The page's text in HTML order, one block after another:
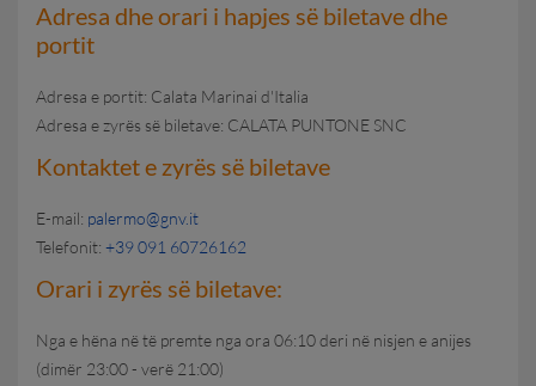
Adresa dhe orari i hapjes së biletave dhe
portit
Adresa e portit: Calata Marinai d'Italia
Adresa e zyrës së biletave: CALATA PUNTONE SNC
Kontaktet e zyrës së biletave
E-mail: palermo@gnv.it
Telefonit: +39 091 60726162
Orari i zyrës së biletave:
Nga e hëna në të premte nga ora 06:10 deri në nisjen e anijes
(dimër 23:00 - verë 21:00)